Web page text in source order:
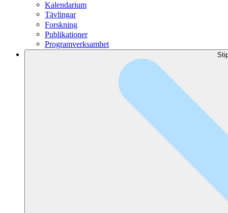
Kalendarium
Tävlingar
Forskning
Publikationer
Programverksamhet